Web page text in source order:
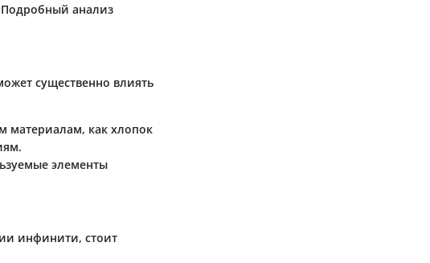
Подробный анализ
существенно влиять
материалам, как хлопок
элементы
инфинити, стоит